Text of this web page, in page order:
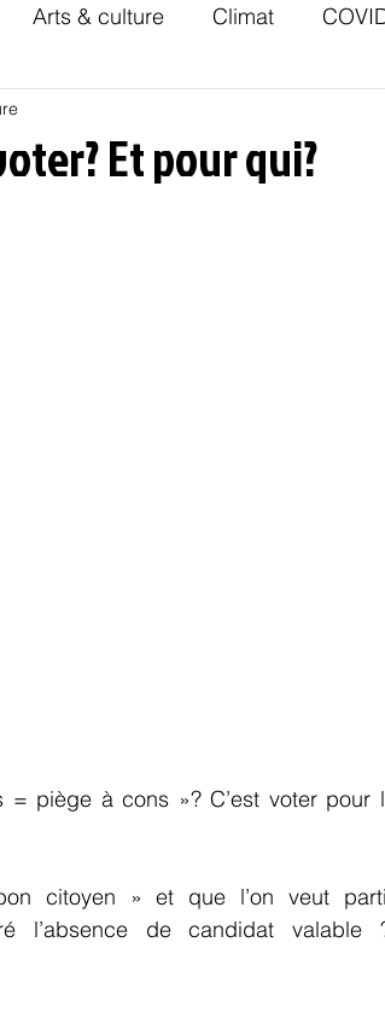
Arts & culture Climat
piste
Et pour qui?
piège à cons »? C’est voter pour
citoyen » et que l’on veut
l’absence de candidat